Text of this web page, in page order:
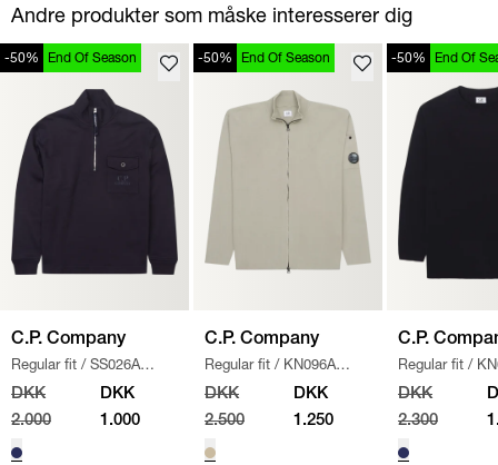
Andre produkter som måske interesserer dig
-50% End Of Season
C.P. Company
Regular fit / SS026A
005086W SWEATSHIRT
DKK
2.000
DKK
1.000
-50% End Of Season
C.P. Company
Regular fit / KN096A
110560A STRIK / SAND
DKK
2.500
DKK
1.250
-50% End Of
C.P.
Regular fit /
/ NAVY
DKK
2.300